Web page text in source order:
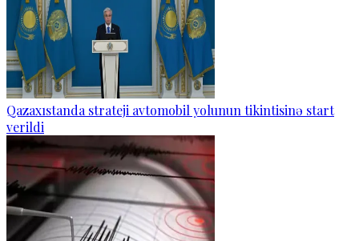
Qazaxıstanda strateji avtomobil yolunun tikintisinə start
verildi